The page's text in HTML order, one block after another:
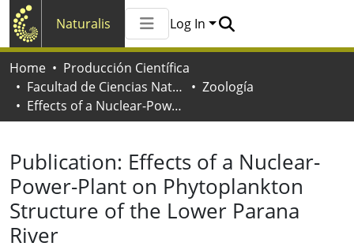
Naturalis
All of Naturalis
Log In
Home
Producción Científica
Facultad de Ciencias Naturales y Museo
Zoología
Effects of a Nuclear-Power-Plant on Phytoplankton Structure of the Lower Parana River
Publication: Effects of a Nuclear-
Power-Plant on Phytoplankton
Structure of the Lower Parana
River